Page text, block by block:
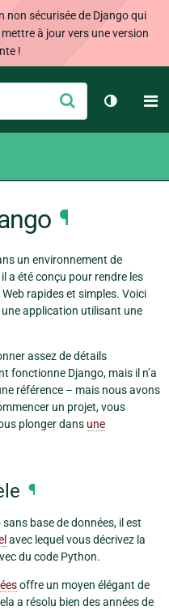
non sécurisée de Django qui
à jour vers une version
!
Envoyer
Changer
¶
un environnement de
a été conçu pour rendre les
rapides et simples. Voici
une application utilisant une
assez de détails
fonctionne Django, mais il n’a
référence – mais nous avons
un projet, vous
plonger dans une
¶
base de données, il est
avec lequel vous décrivez la
du code Python.
offre un moyen élégant de
a résolu bien des années de